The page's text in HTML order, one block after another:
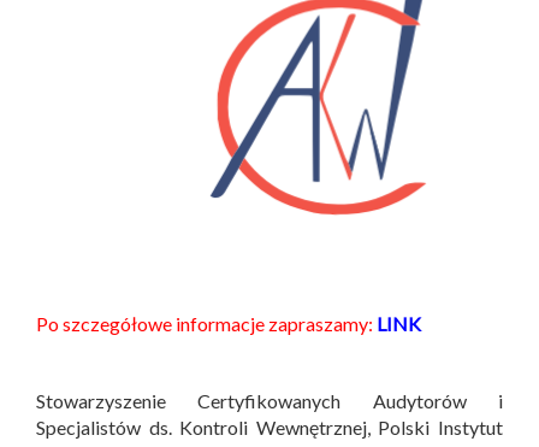
Po szczegółowe informacje zapraszamy: LINK
Stowarzyszenie Certyfikowanych Audytorów i
Specjalistów ds. Kontroli Wewnętrznej, Polski Instytut